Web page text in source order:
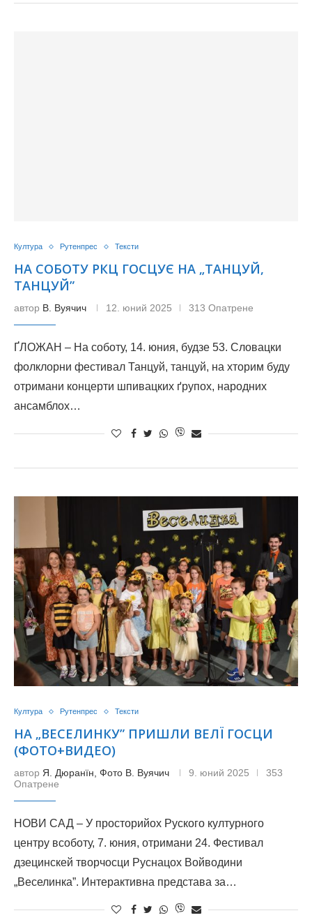
Култура Рутенпрес Тексти
НА СОБОТУ РКЦ ГОСЦУЄ НА „ТАНЦУЙ,
ТАНЦУЙ”
автор В. Вуячич 12. юний 2025 313 Опатрене
ҐЛОЖАН – На соботу, 14. юния, будзе 53. Словацки
фолклорни фестивал Танцуй, танцуй, на хторим буду
отримани концерти шпивацких ґрупох, народних
ансамблох…
Култура Рутенпрес Тексти
НА „ВЕСЕЛИНКУ” ПРИШЛИ ВЕЛЇ ГОСЦИ
(ФОТО+ВИДЕО)
автор Я. Дюранїн, Фото В. Вуячич 9. юний 2025
353
Опатрене
НОВИ САД – У просторийох Руского културного
центру всоботу, 7. юния, отримани 24. Фестивал
дзецинскей творчосци Руснацох Войводини
„Веселинка”. Интерактивна представа за…